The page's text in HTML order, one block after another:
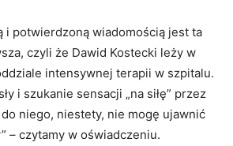
i potwierdzoną wiadomością jest ta
czyli że Dawid Kostecki leży w
intensywnej terapii w szpitalu.
i szukanie sensacji „na siłę” przez
niego, niestety, nie mogę ujawnić
– czytamy w oświadczeniu.